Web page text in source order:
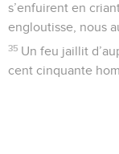
s’enfuirent en
engloutisse, nous
35 Un feu jaillit
cent cinquante